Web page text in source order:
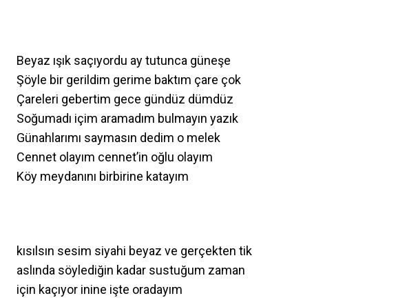
Beyaz ışık saçıyordu ay tutunca güneşe
Şöyle bir gerildim gerime baktım çare çok
Çareleri gebertim gece gündüz dümdüz
Soğumadı içim aramadım bulmayın yazık
Günahlarımı saymasın dedim o melek
Cennet olayım cennet’in oğlu olayım
Köy meydanını birbirine katayım
kısılsın sesim siyahi beyaz ve gerçekten tik
aslında söylediğin kadar sustuğum zaman
için kaçıyor inine işte oradayım